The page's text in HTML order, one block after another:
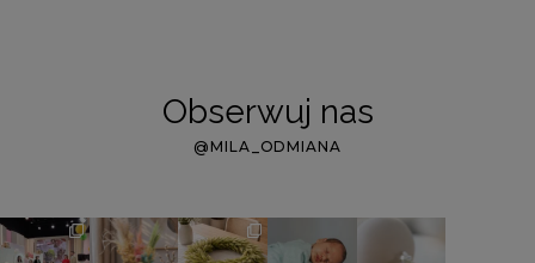
Obserwuj nas
@MILA_ODMIANA